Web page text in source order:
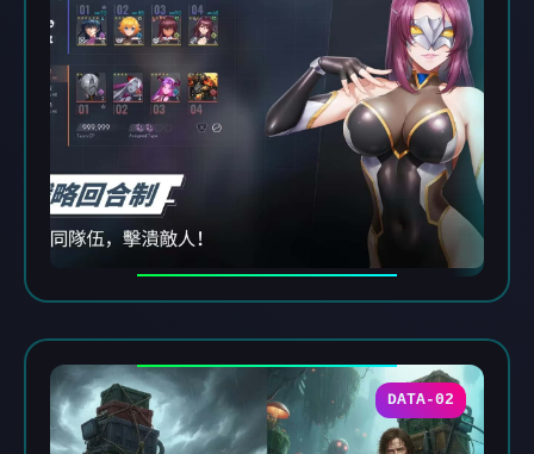
DATA-02